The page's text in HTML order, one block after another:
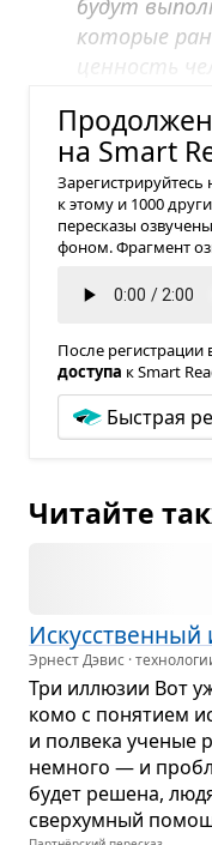
которые
ценность
на Smart
Зарегистрируйтесь
к этому и 1000
пересказы
фоном. Фрагмент
После регистрации
доступа к Smart
Быстрая
Читайте
Искус­ствен­ный
Эрнест Дэвис ·
Три иллю­зии Вот
комо с поня­тием
и пол­века уче­ные
немного — и
будет решена,
сверх­ум­ный